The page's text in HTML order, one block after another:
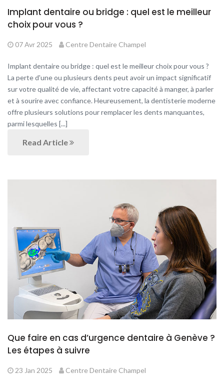
Implant dentaire ou bridge : quel est le meilleur
choix pour vous ?
07 Avr 2025 Centre Dentaire Champel
Implant dentaire ou bridge : quel est le meilleur choix pour vous ?
La perte d'une ou plusieurs dents peut avoir un impact significatif
sur votre qualité de vie, affectant votre capacité à manger, à parler
et à sourire avec confiance. Heureusement, la dentisterie moderne
offre plusieurs solutions pour remplacer les dents manquantes,
parmi lesquelles [...]
Read Article
Que faire en cas d’urgence dentaire à Genève ?
Les étapes à suivre
23 Jan 2025 Centre Dentaire Champel